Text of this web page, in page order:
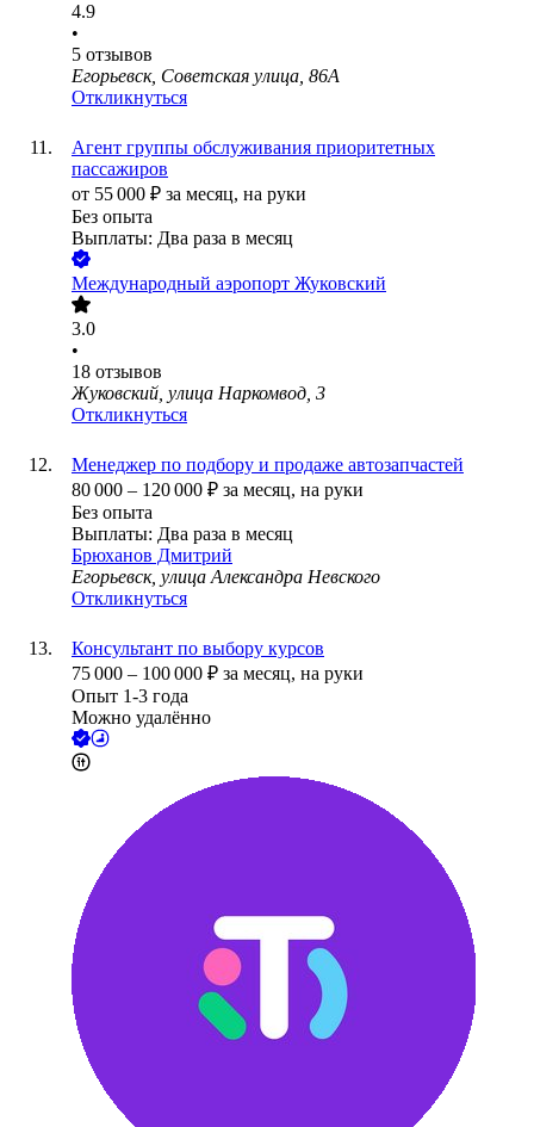
4.9
•
5 отзывов
Егорьевск, Советская улица, 86А
Откликнуться
Агент группы обслуживания приоритетных
пассажиров
от 55 000 ₽ за месяц, на руки
Без опыта
Выплаты: Два раза в месяц
Международный аэропорт Жуковский
3.0
•
18 отзывов
Жуковский, улица Наркомвод, 3
Откликнуться
Менеджер по подбору и продаже автозапчастей
80 000 – 120 000 ₽ за месяц, на руки
Без опыта
Выплаты: Два раза в месяц
Брюханов Дмитрий
Егорьевск, улица Александра Невского
Откликнуться
Консультант по выбору курсов
75 000 – 100 000 ₽ за месяц, на руки
Опыт 1-3 года
Можно удалённо